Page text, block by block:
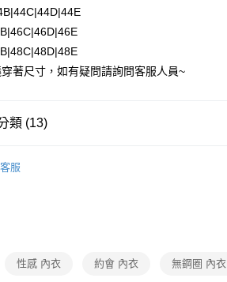
款
滿NT$1,500(含以上)免運費
滿NT$1,500(含以上)免運費
滿NT$1,200(含以上)免運費
著尺寸，如有疑問請詢問客服人員~
類 (13)
客服
性感 內衣 約會 內衣 無鋼圈 內衣